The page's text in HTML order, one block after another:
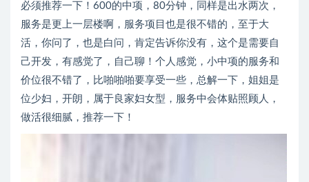
必须推荐一下！600的中项，80分钟，同样是出水两次，
服务是更上一层楼啊，服务项目也是很不错的，至于大
活，你问了，也是白问，肯定告诉你没有，这个是需要自
己开发，有感觉了，自己聊！个人感觉，小中项的服务和
价位很不错了，比啪啪啪要享受一些，总解一下，姐姐是
位少妇，开朗，属于良家妇女型，服务中会体贴照顾人，
做活很细腻，推荐一下！